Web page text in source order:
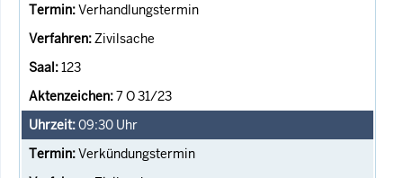
Verhandlungstermin
Zivilsache
123
7 O 31/23
09:30 Uhr
Verkündungstermin